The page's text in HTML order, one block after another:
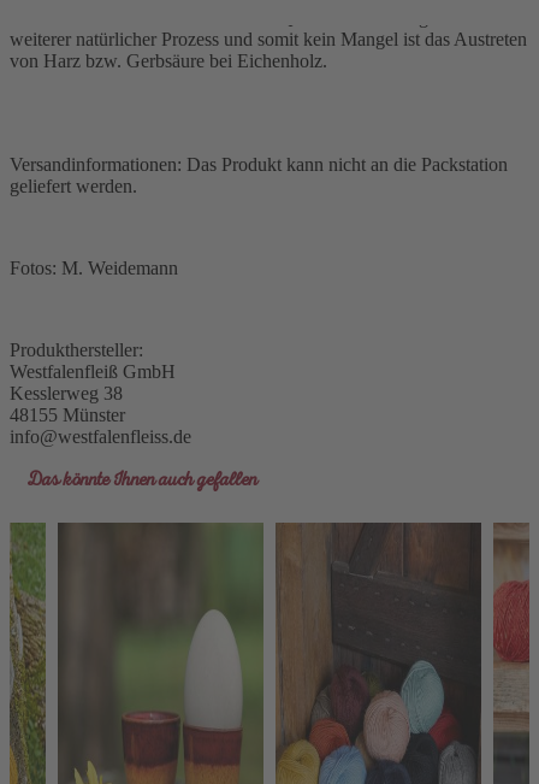
weiterer natürlicher Prozess und somit kein Mangel ist das Austreten
von Harz bzw. Gerbsäure bei Eichenholz.
Versandinformationen: Das Produkt kann nicht an die Packstation
geliefert werden.
Fotos: M. Weidemann
Produkthersteller:
Westfalenfleiß GmbH
Kesslerweg 38
48155 Münster
info@westfalenfleiss.de
Das könnte Ihnen auch gefallen